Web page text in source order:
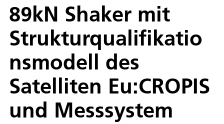
89kN Shaker mit
Strukturqualifikatio
nsmodell des
Satelliten Eu:CROPIS
und Messsystem